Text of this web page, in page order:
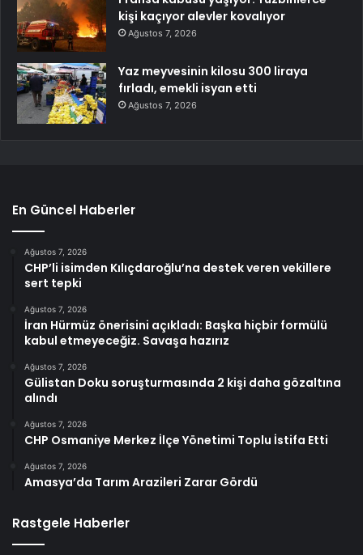
kişi kaçıyor alevler kovalıyor
Ağustos 7, 2026
Yaz meyvesinin kilosu 300 liraya
fırladı, emekli isyan etti
Ağustos 7, 2026
En Güncel Haberler
Ağustos 7, 2026
CHP’li isimden Kılıçdaroğlu’na destek veren vekillere
sert tepki
Ağustos 7, 2026
İran Hürmüz önerisini açıkladı: Başka hiçbir formülü
kabul etmeyeceğiz. Savaşa hazırız
Ağustos 7, 2026
Gülistan Doku soruşturmasında 2 kişi daha gözaltına
alındı
Ağustos 7, 2026
CHP Osmaniye Merkez İlçe Yönetimi Toplu İstifa Etti
Ağustos 7, 2026
Amasya’da Tarım Arazileri Zarar Gördü
Rastgele Haberler